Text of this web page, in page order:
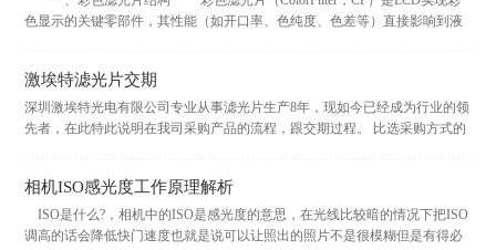
色显示的关键零部件，其性能（如开口率、色纯度、色差等）直接影响到液
激埃特滤光片交期
深圳激埃特光电有限公司专业从事滤光片生产8年，现如今已经成为行业的领
先者，在此特此说明在我司采购产品的流程，跟交期过程。 比选采购方式的
相机ISO感光度工作原理解析
ISO是什么?，相机中的ISO是感光度的意思，在光线比较暗的情况下把ISO
调高的话会降低快门速度也就是说可以让照出的照片不是很模糊但是有得必